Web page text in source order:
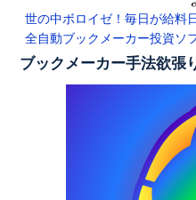
世の中ボロイゼ！毎日が給
全自動ブックメーカー投資ソ
ブックメーカー手法欲張